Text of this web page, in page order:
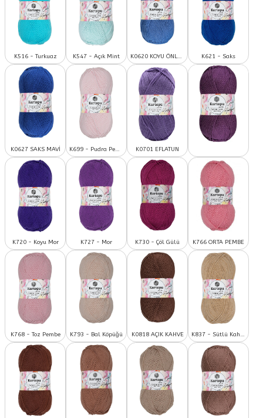
K516 - Turkuaz K547 - Açık Mint K0620 KOYU ÖNLÜK MAVİ K621 - Saks
K0627 SAKS MAVİ K699 - Pudra Pembe K0701 EFLATUN
K720 - Koyu Mor K727 - Mor K730 - Çöl Gülü K766 ORTA PEMBE
K768 - Toz Pembe K793 - Bal Köpüğü K0818 AÇIK KAHVE K837 - Sütlü Kahve